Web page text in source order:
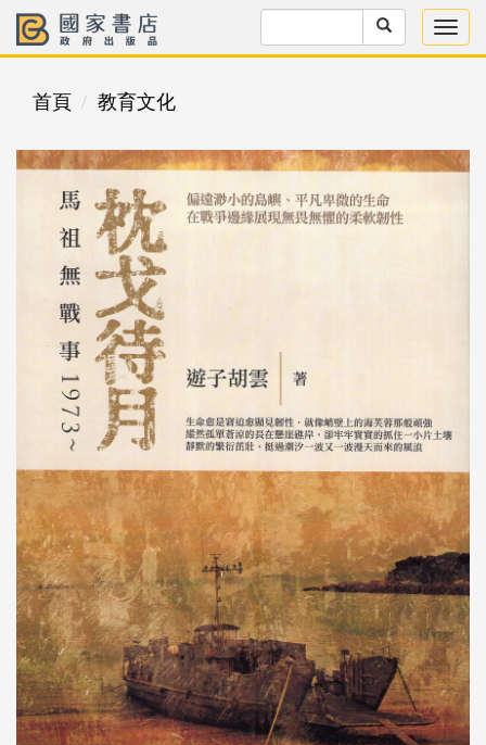
首頁 教育文化